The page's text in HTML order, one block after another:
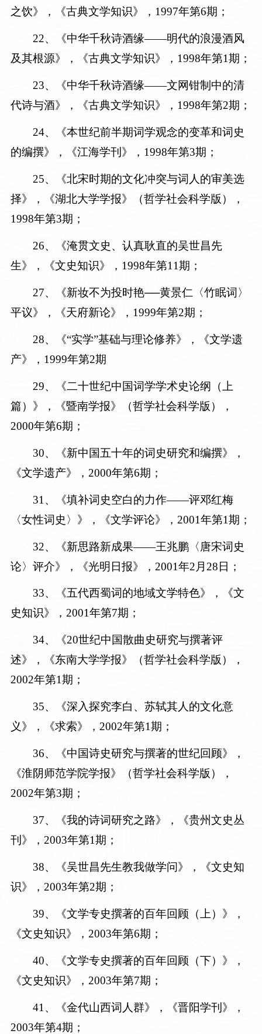
之饮》，《古典文学知识》， 1997年第6期 ；
22、《中华千秋诗酒缘——明代的浪漫酒风
及其根源》，《古典文学知识》， 1998年第1期 ；
23、《中华千秋诗酒缘——文网钳制中的清
代诗与酒》，《古典文学知识》， 1998年第2期 ；
24、《本世纪前半期词学观念的变革和词史
的编撰》，《江海学刊》， 1998年第3期 ；
25、《北宋时期的文化冲突与词人的审美选
择》，《湖北大学学报》（哲学社会科学版），
1998年第3期 ；
26、《淹贯文史、认真耿直的吴世昌先
生》，《文史知识》， 1998年第11期 ；
27、《新妆不为投时艳──黄景仁〈竹眠词〉
平议》，《天府新论》， 1999年第2期 ；
28、《“实学”基础与理论修养》，《文学遗
产》， 1999年第2期
29、《二十世纪中国词学学术史论纲（上
篇）》，《暨南学报》（哲学社会科学版），
2000年第6期 ；
30、《新中国五十年的词史研究和编撰》，
《文学遗产》， 2000年第6期 ；
31 、《填补词史空白的力作——评邓红梅
〈女性词史〉》，《文学评论》， 2001年第1期 ；
32、《新思路新成果——王兆鹏 〈唐宋词史
论〉 评介》 ，《光明日报》，2001年2月28日 ；
33、《五代西蜀词的地域文学特色》，《文
史知识》， 2001年第7期 ；
34、《20世纪中国散曲史研究与撰著评
述》
，《东南大学学报》（哲学社会科学版），
2002年第1期 ；
35、《深入探究李白、苏轼其人的文化意
义》，《求索》， 2002年第1期 ；
36、《中国诗史研究与撰著的世纪回顾》，
《淮阴师范学院学报》（哲学社会科学版），
2002年第3期 ；
37、《我的诗词研究之路》，《贵州文史丛
刊》， 2003年第1期 ；
38、《吴世昌先生教我做学问》，《文史知
识》， 2003年第2期 ；
39、《文学专史撰著的百年回顾（上）》，
《文史知识》， 2003年第6期 ；
40、《文学专史撰著的百年回顾（下）》，
《文史知识》， 2003年第7期 ；
41 、《金代山西词人群》，《晋阳学刊》，
2003年第4期 ；